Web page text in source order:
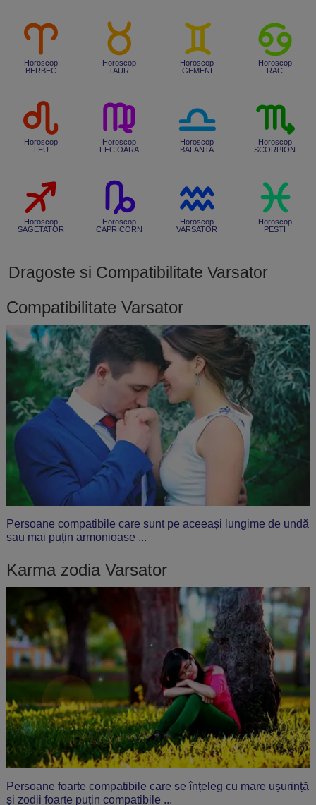
Horoscop
BERBEC
Horoscop
TAUR
Horoscop
GEMENI
Horoscop
RAC
Horoscop
LEU
Horoscop
FECIOARA
Horoscop
BALANTA
Horoscop
SCORPION
Horoscop
SAGETATOR
Horoscop
CAPRICORN
Horoscop
VARSATOR
Horoscop
PESTI
Dragoste si Compatibilitate Varsator
Compatibilitate Varsator
Persoane compatibile care sunt pe aceeași lungime de undă
sau mai puțin armonioase ...
Karma zodia Varsator
Persoane foarte compatibile care se înțeleg cu mare ușurință
și zodii foarte puțin compatibile ...